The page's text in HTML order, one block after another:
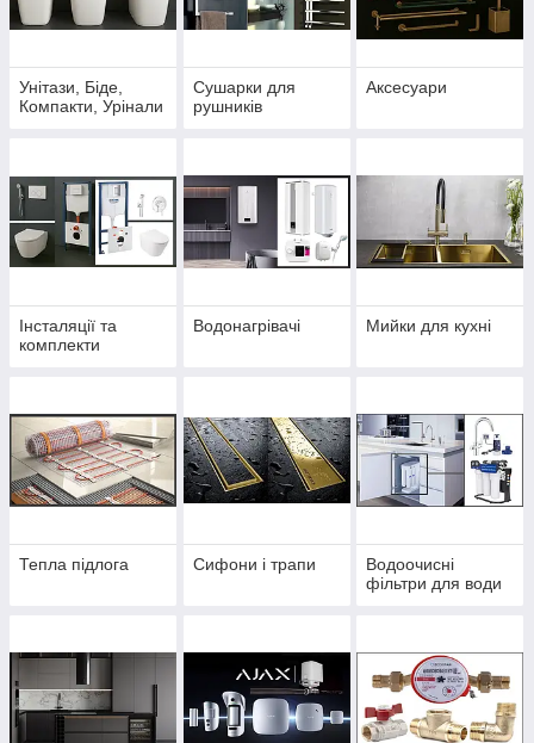
Унітази, Біде,
Компакти, Урінали
Сушарки для
рушників
Аксесуари
Інсталяції та
комплекти
Водонагрівачі Мийки для кухні
Тепла підлога Сифони і трапи
Водоочисні
фільтри для води